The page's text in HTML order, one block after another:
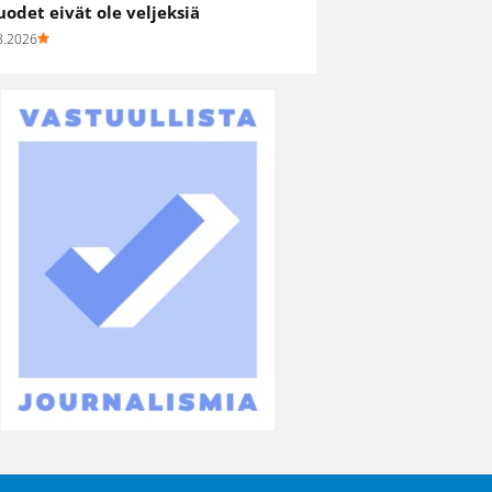
eivät ole veljeksiä